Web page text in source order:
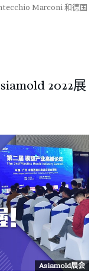
Marconi 和德国
2022展
Asiamold展会